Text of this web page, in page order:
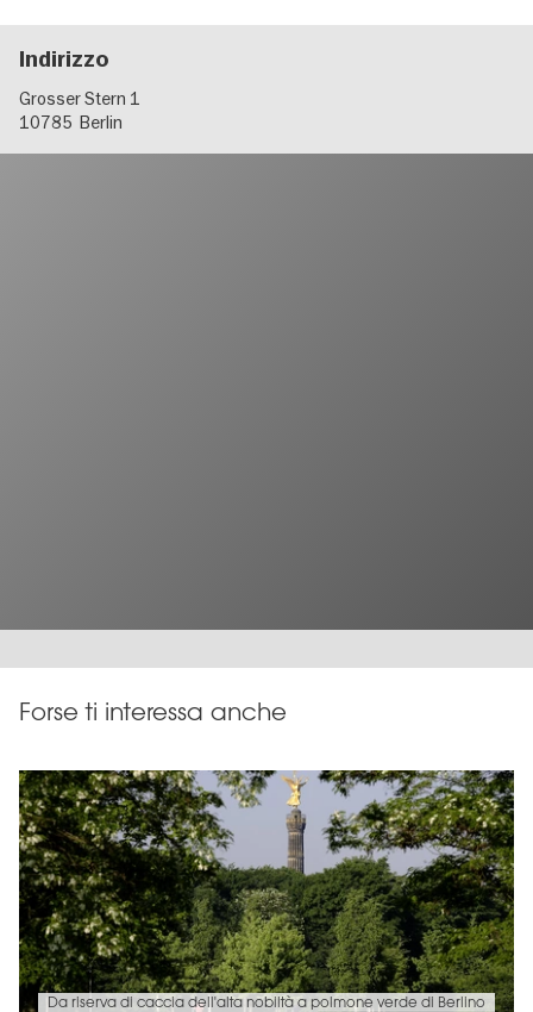
Indirizzo
Grosser Stern 1
10785 Berlin
Forse ti interessa anche
Da riserva di caccia dell'alta nobiltà a polmone verde di Berlino